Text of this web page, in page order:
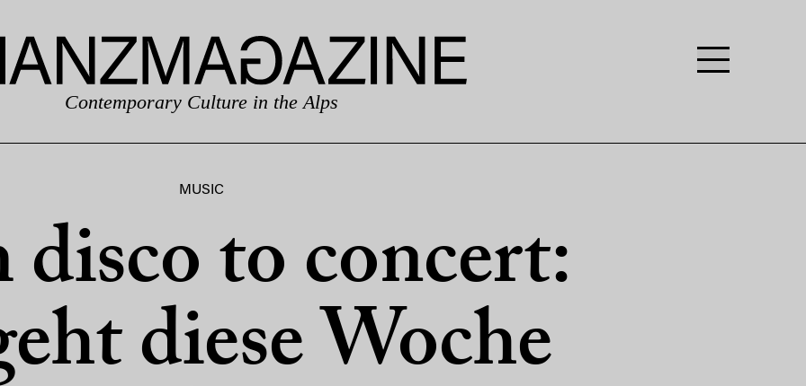
Contemporary Culture in the Alps
MUSIC
disco to concert:
diese Woche